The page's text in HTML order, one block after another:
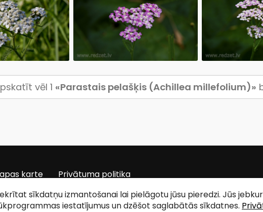
vēl 1 «Parastais pelašķis (Achillea millefolium)»
karte Privātuma politika
sīkdatņu izmantošanai lai pielāgotu jūsu pieredzi. Jūs
iestatījumus un dzēšot saglabātās sīkdatnes.